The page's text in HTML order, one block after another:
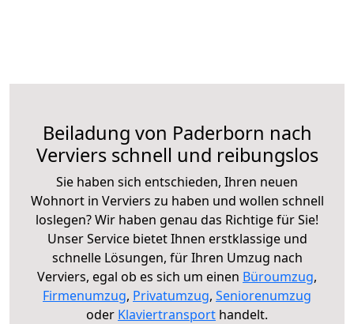
Beiladung von Paderborn nach
Verviers schnell und reibungslos
Sie haben sich entschieden, Ihren neuen
Wohnort in Verviers zu haben und wollen schnell
loslegen? Wir haben genau das Richtige für Sie!
Unser Service bietet Ihnen erstklassige und
schnelle Lösungen, für Ihren Umzug nach
Verviers, egal ob es sich um einen Büroumzug,
Firmenumzug, Privatumzug, Seniorenumzug
oder Klaviertransport handelt.